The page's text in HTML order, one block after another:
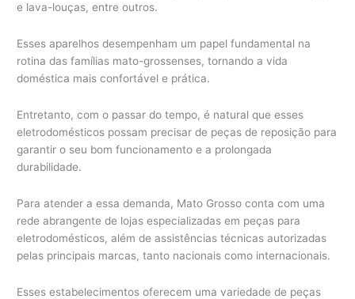
e lava-louças, entre outros.
Esses aparelhos desempenham um papel fundamental na
rotina das famílias mato-grossenses, tornando a vida
doméstica mais confortável e prática.
Entretanto, com o passar do tempo, é natural que esses
eletrodomésticos possam precisar de peças de reposição para
garantir o seu bom funcionamento e a prolongada
durabilidade.
Para atender a essa demanda, Mato Grosso conta com uma
rede abrangente de lojas especializadas em peças para
eletrodomésticos, além de assistências técnicas autorizadas
pelas principais marcas, tanto nacionais como internacionais.
Esses estabelecimentos oferecem uma variedade de peças